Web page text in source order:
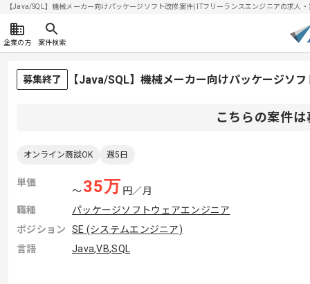
【Java/SQL】機械メーカー向けパッケージソフト改修案件| ITフリーランスエンジニアの求人
企業の方 案件検索
募集終了 【Java/SQL】機械メーカー向けパッケージソ
こちらの案件
オンライン商談OK 週5日
単価
〜35万 円／月
職種
パッケージソフトウェアエンジニア
ポジション
SE (システムエンジニア)
言語
Java,VB,SQL